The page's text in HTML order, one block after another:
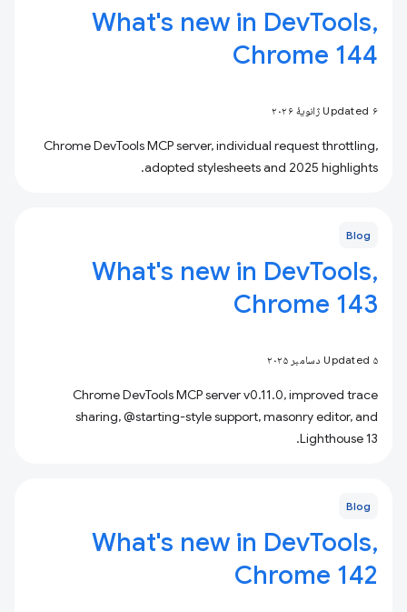
What's new in DevTools,
Chrome 144
Updated ۶ ژانویهٔ ۲۰۲۶
Chrome DevTools MCP server, individual request throttling,
adopted stylesheets and 2025 highlights.
Blog
What's new in DevTools,
Chrome 143
Updated ۵ دسامبر ۲۰۲۵
Chrome DevTools MCP server v0.11.0, improved trace
sharing, @starting-style support, masonry editor, and
Lighthouse 13.
Blog
What's new in DevTools,
Chrome 142